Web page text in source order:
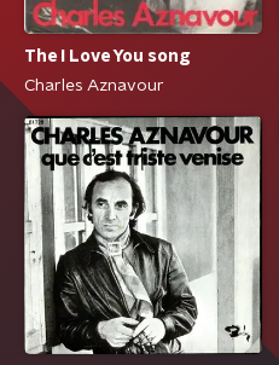
The I Love You song
Charles Aznavour